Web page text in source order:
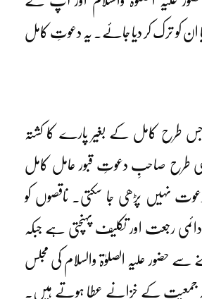
کو ترک کر دیا جائے۔ یہ دعوتِ کامل
طرح کامل کے بغیر پارے کا کشتہ
اسی طرح صاحبِ دعوتِ قبور عامل کامل
نہیں پڑھی جا سکتی۔ ناقصوں کو
رجعت اور تکلیف پہنچتی ہے جبکہ
حضور علیہ الصلوٰۃ والسلام کی مجلس
جمعیت کے خزانے عطا ہوتے ہیں۔